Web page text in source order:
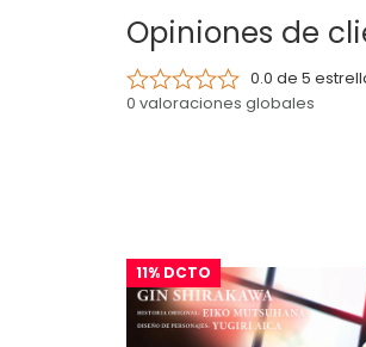
Opiniones de
0.0 de 5
0 valoraciones globales
11% DCTO